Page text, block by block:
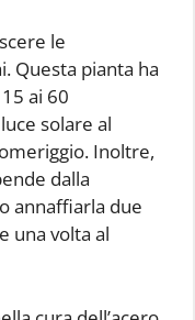
le
Questa pianta ha
ai 60
solare al
Inoltre,
dalla
annaffiarla due
una volta al